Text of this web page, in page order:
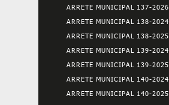
ARRETE MUNICIPAL 137-2026
ARRETE MUNICIPAL 138-2024
ARRETE MUNICIPAL 138-2025
ARRETE MUNICIPAL 139-2024
ARRETE MUNICIPAL 139-2025
ARRETE MUNICIPAL 140-2024
ARRETE MUNICIPAL 140-2025